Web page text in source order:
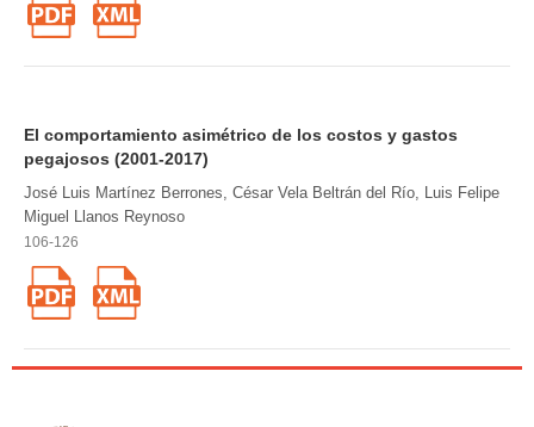
El comportamiento asimétrico de los costos y gastos
pegajosos (2001-2017)
José Luis Martínez Berrones, César Vela Beltrán del Río, Luis Felipe
Miguel Llanos Reynoso
106-126